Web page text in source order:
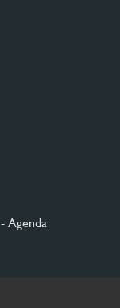
- Agenda